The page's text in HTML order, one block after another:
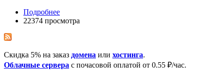
Подробнее
22374 просмотра
Скидка 5% на заказ домена или хостинга.
Облачные сервера с почасовой оплатой от 0.55 ₽/час.